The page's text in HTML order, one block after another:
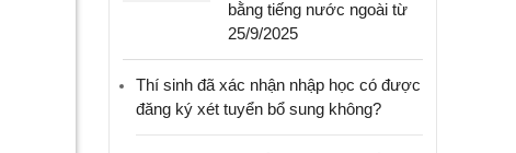
bằng tiếng nước ngoài từ
25/9/2025
Thí sinh đã xác nhận nhập học có được
đăng ký xét tuyển bổ sung không?